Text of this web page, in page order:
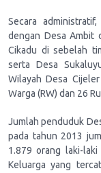
Secara
dengan Desa Ambit
Cikadu di sebelah
serta Desa
Wilayah Desa
Warga (RW) dan 26
Jumlah penduduk
pada tahun 2013
1.879 orang laki-
Keluarga yang